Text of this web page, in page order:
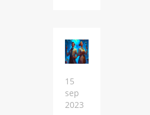
15
sep
2023